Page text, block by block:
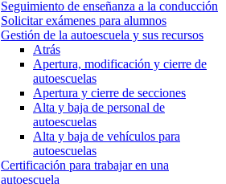
Seguimiento de enseñanza a la conducción
Solicitar exámenes para alumnos
Gestión de la autoescuela y sus recursos
Atrás
Apertura, modificación y cierre de
autoescuelas
Apertura y cierre de secciones
Alta y baja de personal de
autoescuelas
Alta y baja de vehículos para
autoescuelas
Certificación para trabajar en una
autoescuela